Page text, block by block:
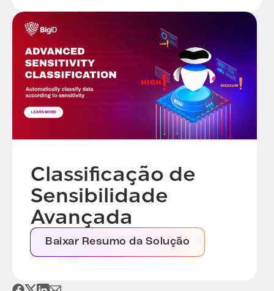
Classificação de
Sensibilidade
Avançada
Baixar Resumo da Solução